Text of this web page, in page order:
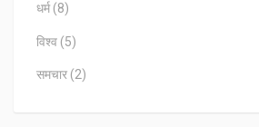
धर्म (8)
विश्व (5)
समचार (2)